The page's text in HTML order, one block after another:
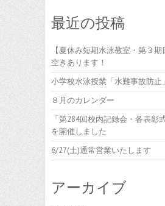
最近の投稿
【夏休み短期水泳教室・第３期
空きあります！
小学校水泳授業「水難事故防止
８月のカレンダー
「第284回校内記録会・各表彰
を開催しました
6/27(土)通常営業いたします
アーカイブ